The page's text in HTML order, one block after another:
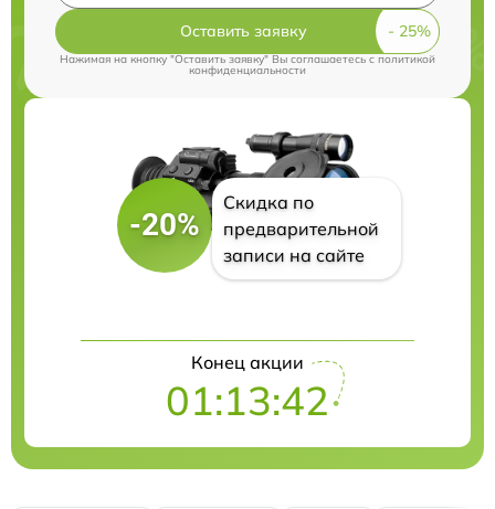
Оставить заявку
Нажимая на кнопку "Оставить заявку" Вы соглашаетесь cполитикой
конфиденциальности
-20%
Скидка по
предварительной
записи на сайте
Конец акции
01:13:41